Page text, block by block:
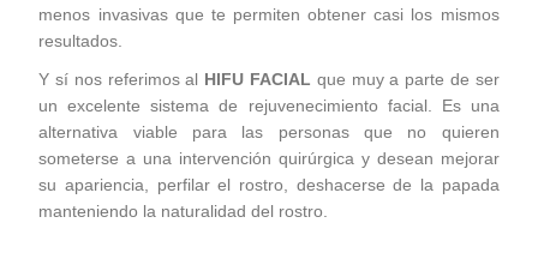
menos invasivas que te permiten obtener casi los mismos
resultados.
Y sí nos referimos al HIFU FACIAL que muy a parte de ser
un excelente sistema de rejuvenecimiento facial. Es una
alternativa viable para las personas que no quieren
someterse a una intervención quirúrgica y desean mejorar
su apariencia, perfilar el rostro, deshacerse de la papada
manteniendo la naturalidad del rostro.